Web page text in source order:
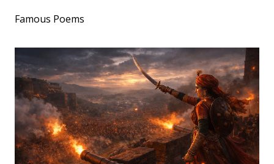
Famous Poems